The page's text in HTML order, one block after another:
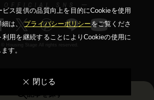
記事を探す
OFFICIAL SNS ー
© Housing Stage All rights reserved.
ビス提供の品質向上を⽬的にCookieを使⽤
細は、プライバシーポリシーをご覧くださ
利⽤を継続することによりCookieの使⽤に
す。
閉じる